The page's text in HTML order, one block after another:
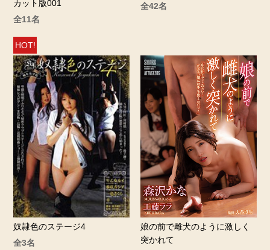
カット版001
全11名
全42名
HOT!
奴隷色のステージ4
全3名
娘の前で雌犬のように激しく
突かれて